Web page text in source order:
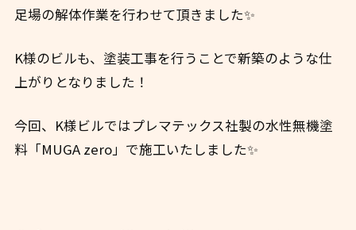
足場の解体作業を行わせて頂きました✨
K様のビルも、塗装工事を行うことで新築のような仕
上がりとなりました！
今回、K様ビルではプレマテックス社製の水性無機塗
料「MUGA zero」で施工いたしました✨